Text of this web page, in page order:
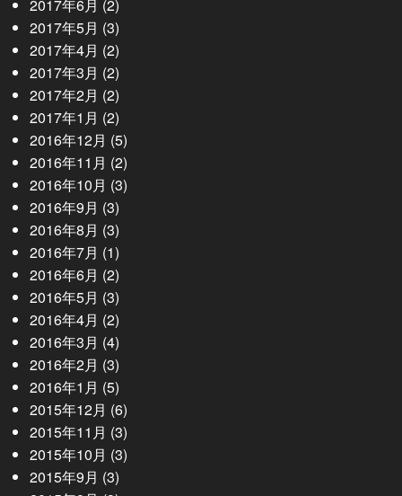
2017年6月 (2)
2017年5月 (3)
2017年4月 (2)
2017年3月 (2)
2017年2月 (2)
2017年1月 (2)
2016年12月 (5)
2016年11月 (2)
2016年10月 (3)
2016年9月 (3)
2016年8月 (3)
2016年7月 (1)
2016年6月 (2)
2016年5月 (3)
2016年4月 (2)
2016年3月 (4)
2016年2月 (3)
2016年1月 (5)
2015年12月 (6)
2015年11月 (3)
2015年10月 (3)
2015年9月 (3)